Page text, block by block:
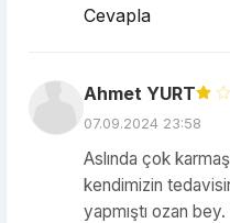
Cevapla
Ahmet YURT
07.09.2024 23:58
Aslında çok
kendimizin
yapmıştı ozan